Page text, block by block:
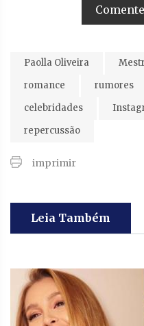
Paolla Oliveira
romance
rumores
celebridades
repercussão
imprimir
Leia Também